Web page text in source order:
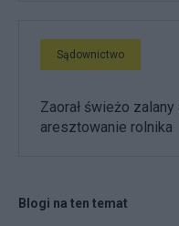
Sądownictwo
Zaorał świeżo
aresztowanie rolnika
Blogi na ten temat